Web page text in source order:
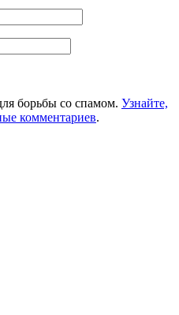
борьбы со спамом. Узнайте,
комментариев.